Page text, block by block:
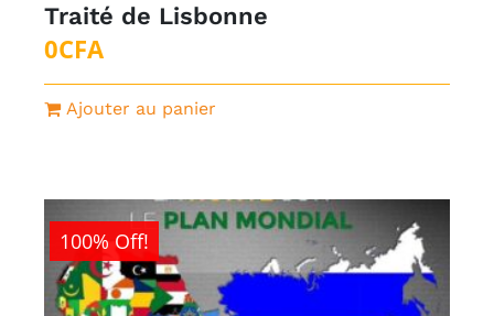
Traité de Lisbonne
0CFA
Ajouter au panier
100% Off!